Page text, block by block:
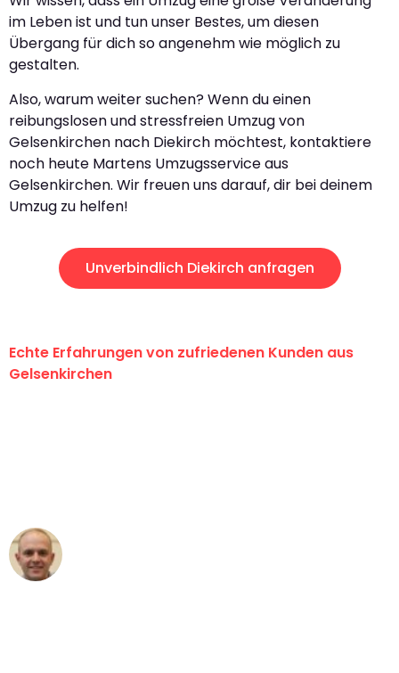
im Leben ist und tun unser Bestes, um diesen
Übergang für dich so angenehm wie möglich zu
gestalten.
Also, warum weiter suchen? Wenn du einen
reibungslosen und stressfreien Umzug von
Gelsenkirchen nach Diekirch möchtest, kontaktiere
noch heute Martens Umzugsservice aus
Gelsenkirchen. Wir freuen uns darauf, dir bei deinem
Umzug zu helfen!
Unverbindlich Diekirch anfragen
Echte Erfahrungen von zufriedenen Kunden aus
Gelsenkirchen